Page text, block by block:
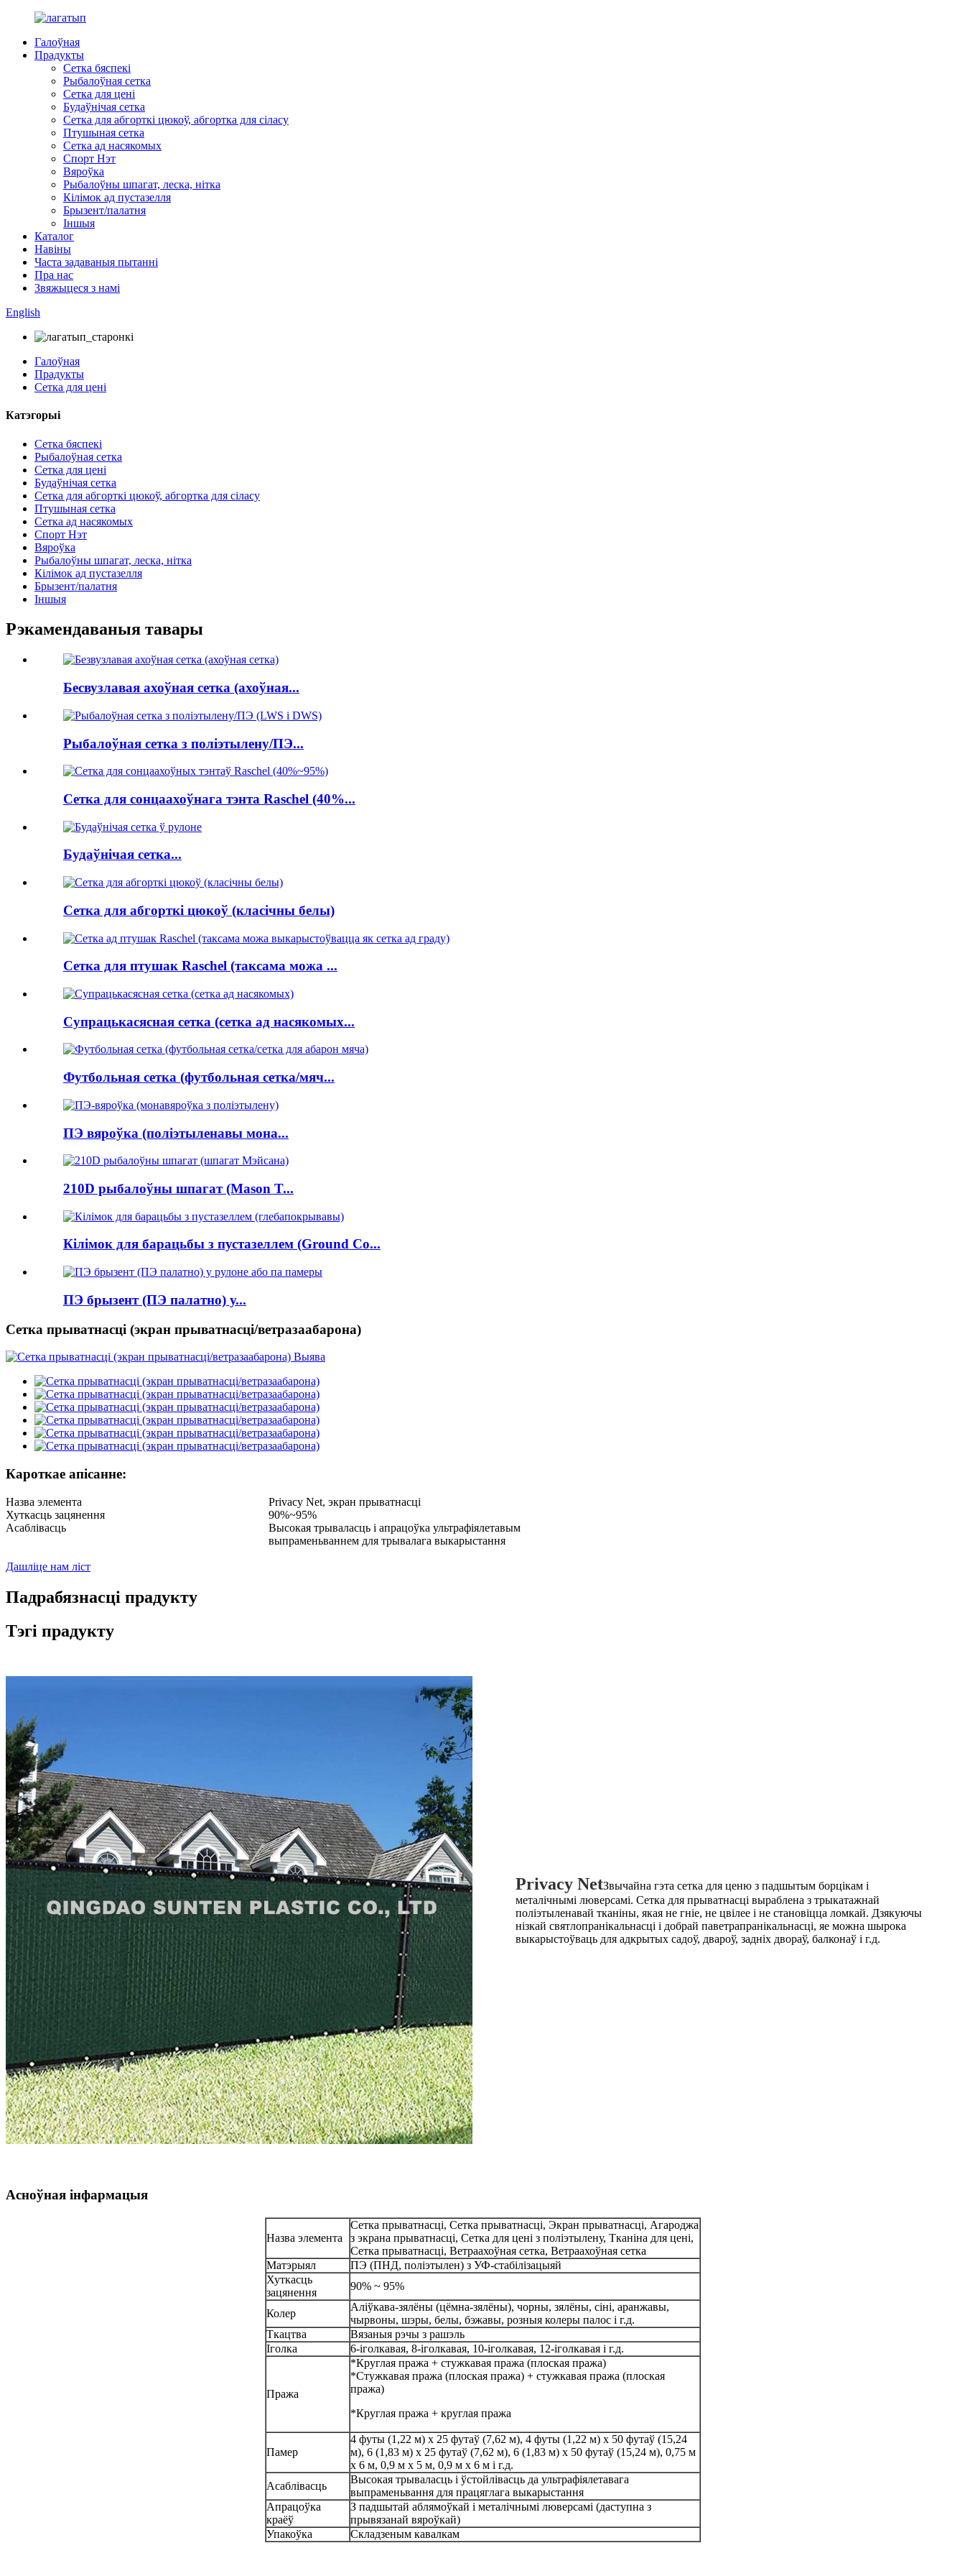
Галоўная
Прадукты
Сетка бяспекі
Рыбалоўная сетка
Сетка для цені
Будаўнічая сетка
Сетка для абгорткі цюкоў, абгортка для сіласу
Птушыная сетка
Сетка ад насякомых
Спорт Нэт
Вяроўка
Рыбалоўны шпагат, леска, нітка
Кілімок ад пустазелля
Брызент/палатня
Іншыя
Каталог
Навіны
Часта задаваныя пытанні
Пра нас
Звяжыцеся з намі
English
Галоўная
Прадукты
Сетка для цені
Катэгорыі
Сетка бяспекі
Рыбалоўная сетка
Сетка для цені
Будаўнічая сетка
Сетка для абгорткі цюкоў, абгортка для сіласу
Птушыная сетка
Сетка ад насякомых
Спорт Нэт
Вяроўка
Рыбалоўны шпагат, леска, нітка
Кілімок ад пустазелля
Брызент/палатня
Іншыя
Рэкамендаваныя тавары
Бесвузлавая ахоўная сетка (ахоўная...
Рыбалоўная сетка з поліэтылену/ПЭ...
Сетка для сонцаахоўнага тэнта Raschel (40%...
Будаўнічая сетка...
Сетка для абгорткі цюкоў (класічны белы)
Сетка для птушак Raschel (таксама можа ...
Супрацькасясная сетка (сетка ад насякомых...
Футбольная сетка (футбольная сетка/мяч...
ПЭ вяроўка (поліэтыленавы мона...
210D рыбалоўны шпагат (Mason T...
Кілімок для барацьбы з пустазеллем (Ground Co...
ПЭ брызент (ПЭ палатно) у...
Сетка прыватнасці (экран прыватнасці/ветразаабарона)
Кароткае апісанне:
Назва элемента
Privacy Net, экран прыватнасці
Хуткасць зацянення
90%~95%
Асаблівасць
Высокая трываласць і апрацоўка ультрафіялетавым
выпраменьваннем для трывалага выкарыстання
Дашліце нам ліст
Падрабязнасці прадукту
Тэгі прадукту
Privacy NetЗвычайна гэта сетка для ценю з падшытым борцікам і
металічнымі люверсамі. Сетка для прыватнасці выраблена з трыкатажнай
поліэтыленавай тканіны, якая не гніе, не цвілее і не становіцца ломкай. Дзякуючы
нізкай святлопранікальнасці і добрай паветрапранікальнасці, яе можна шырока
выкарыстоўваць для адкрытых садоў, двароў, задніх двораў, балконаў і г.д.
Асноўная інфармацыя
Назва элемента
Сетка прыватнасці, Сетка прыватнасці, Экран прыватнасці, Агароджа
з экрана прыватнасці, Сетка для цені з поліэтылену, Тканіна для цені,
Сетка прыватнасці, Ветраахоўная сетка, Ветраахоўная сетка
Матэрыял
ПЭ (ПНД, поліэтылен) з УФ-стабілізацыяй
Хуткасць
зацянення
90% ~ 95%
Колер
Аліўкава-зялёны (цёмна-зялёны), чорны, зялёны, сіні, аранжавы,
чырвоны, шэры, белы, бэжавы, розныя колеры палос і г.д.
Ткацтва
Вязаныя рэчы з рашэль
Іголка
6-іголкавая, 8-іголкавая, 10-іголкавая, 12-іголкавая і г.д.
Пража
*Круглая пража + стужкавая пража (плоская пража)
*Стужкавая пража (плоская пража) + стужкавая пража (плоская
пража)
*Круглая пража + круглая пража
Памер
4 футы (1,22 м) х 25 футаў (7,62 м), 4 футы (1,22 м) х 50 футаў (15,24
м), 6 (1,83 м) х 25 футаў (7,62 м), 6 (1,83 м) х 50 футаў (15,24 м), 0,75 м
х 6 м, 0,9 м х 5 м, 0,9 м х 6 м і г.д.
Асаблівасць
Высокая трываласць і ўстойлівасць да ультрафіялетавага
выпраменьвання для працяглага выкарыстання
Апрацоўка
краёў
З падшытай аблямоўкай і металічнымі люверсамі (даступна з
прывязанай вяроўкай)
Упакоўка
Складзеным кавалкам